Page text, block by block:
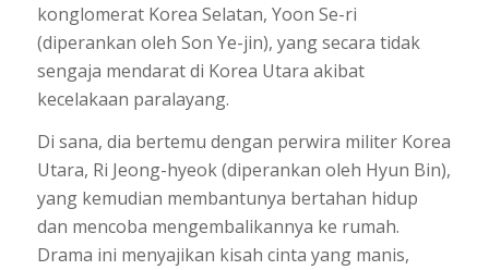
konglomerat Korea Selatan, Yoon Se-ri
(diperankan oleh Son Ye-jin), yang secara tidak
sengaja mendarat di Korea Utara akibat
kecelakaan paralayang.
Di sana, dia bertemu dengan perwira militer Korea
Utara, Ri Jeong-hyeok (diperankan oleh Hyun Bin),
yang kemudian membantunya bertahan hidup
dan mencoba mengembalikannya ke rumah.
Drama ini menyajikan kisah cinta yang manis,